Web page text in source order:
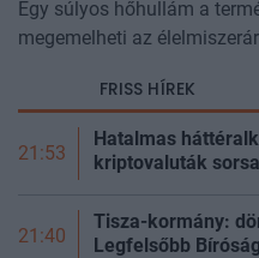
Egy súlyos hőhullám a
megemelheti az
még az államFRISS HÍREK
21:53
Hatalmas
kriptovaluták
21:40
Tisza-kormány:
Legfelsőbb